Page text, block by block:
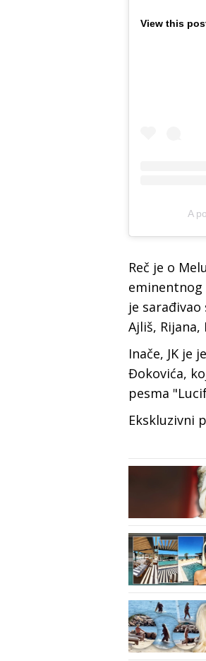
View this
A
Reč je o
eminentnog
je
Ajliš, Rijana,
Inače, JK je
Đokovića,
pesma
Ekskluzivni